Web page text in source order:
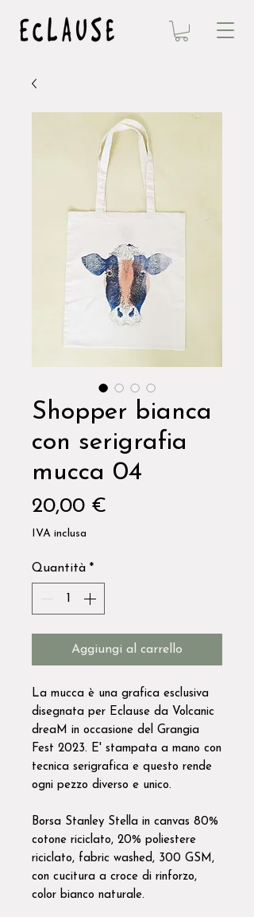
Shopper bianca
con serigrafia
mucca 04
20,00 €
IVA inclusa
Quantità *
Aggiungi al carrello
La mucca è una grafica esclusiva
disegnata per Eclause da Volcanic
dreaM in occasione del Grangia
Fest 2023. E' stampata a mano con
tecnica serigrafica e questo rende
ogni pezzo diverso e unico.
Borsa Stanley Stella in canvas 80%
cotone riciclato, 20% poliestere
riciclato, fabric washed, 300 GSM,
con cucitura a croce di rinforzo,
color bianco naturale.